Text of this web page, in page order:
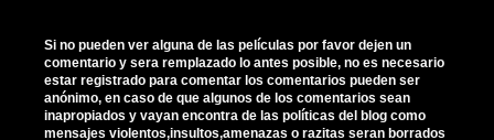
Si no pueden ver alguna de las películas por favor dejen un
comentario y sera remplazado lo antes posible, no es necesario
estar registrado para comentar los comentarios pueden ser
anónimo, en caso de que algunos de los comentarios sean
inapropiados y vayan encontra de las políticas del blog como
mensajes violentos,insultos,amenazas o razitas seran borrados